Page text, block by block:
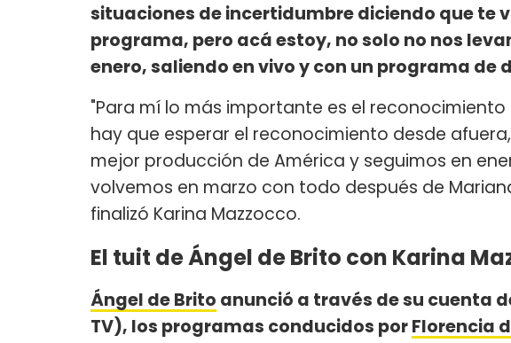
situaciones de incertidumbre diciendo que te
programa, pero acá estoy, no solo no nos
enero, saliendo en vivo y con un programa de
"Para mí lo más importante es el
hay que esperar el reconocimiento desde
mejor producción de América y seguimos en
volvemos en marzo con todo después de
finalizó Karina Mazzocco.
El tuit de Ángel de Brito con Karina
Ángel de Brito anunció a través de su cuenta
TV), los programas conducidos porFlorencia